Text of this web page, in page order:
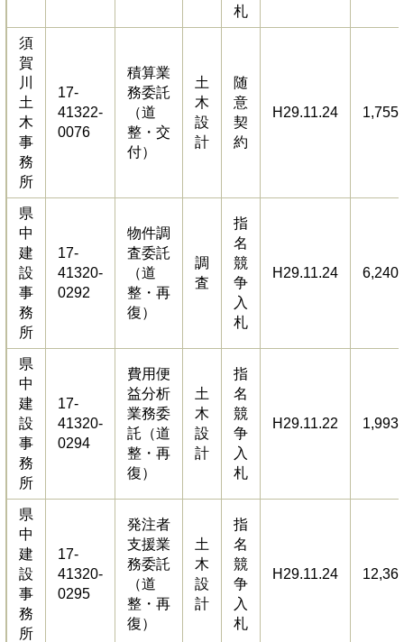
札
須
賀
川
土
木
事
務
所
17-
41322-
0076
積算業
務委託
（道
整・交
付）
土
木
設
計
随
意
契
約
H29.11.24
県
中
建
設
事
務
所
17-
41320-
0292
物件調
査委託
（道
整・再
復）
調
査
指
名
競
争
入
札
H29.11.24
県
中
建
設
事
務
所
17-
41320-
0294
費用便
益分析
業務委
託（道
整・再
復）
土
木
設
計
指
名
競
争
入
札
H29.11.22
県
中
建
設
事
務
所
17-
41320-
0295
発注者
支援業
務委託
（道
整・再
復）
土
木
設
計
指
名
競
争
入
札
H29.11.24